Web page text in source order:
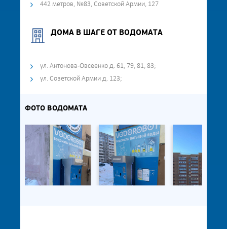
442 метров, №83, Советской Армии, 127
ДОМА В ШАГЕ ОТ ВОДОМАТА
ул. Антонова-Овсеенко д. 61, 79, 81, 83;
ул. Советской Армии д. 123;
ФОТО ВОДОМАТА